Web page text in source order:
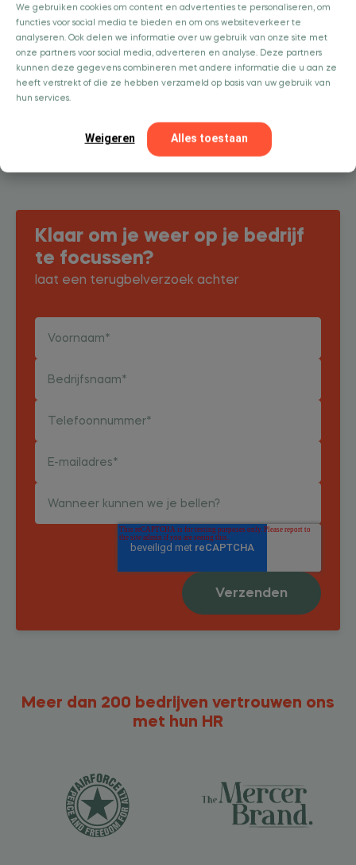
We gebruiken cookies om content en advertenties te personaliseren, om
functies voor social media te bieden en om ons websiteverkeer te
analyseren. Ook delen we informatie over uw gebruik van onze site met
onze partners voor social media, adverteren en analyse. Deze partners
kunnen deze gegevens combineren met andere informatie die u aan ze
heeft verstrekt of die ze hebben verzameld op basis van uw gebruik van
hun services.
Weigeren Alles toestaan
processen in Nmbrs. Dat geeft rust en duidelijkheid.”
Lees het hele verhaal
Klaar om je weer op je bedrijf
te focussen?
laat een terugbelverzoek achter
Meer dan 200 bedrijven vertrouwen ons
met hun HR